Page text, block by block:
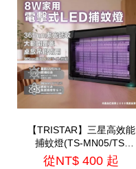
【TRISTAR】三星高效能
捕蚊燈(TS-MN05/TS-
MN06)
從NT$ 400 起